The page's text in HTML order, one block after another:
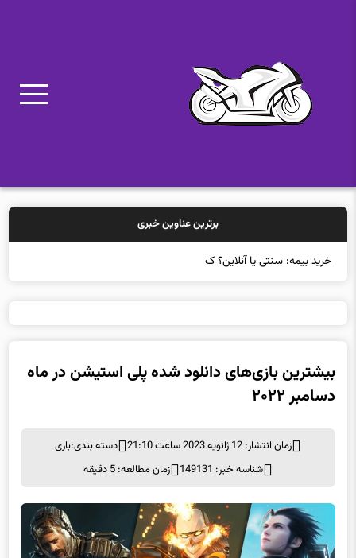
برترین عناوین خبری
خرید بیمه: سنتی یا آنلاین؟ کدامیک تجر
بیشترین بازی‌های دانلود شده پلی استیشن در ماه
دسامبر ۲۰۲۲
زمان انتشار: 12 ژانویه 2023 ساعت 21:10 دسته بندی:بازی
شناسه خبر: 149131
زمان مطالعه: 5 دقیقه